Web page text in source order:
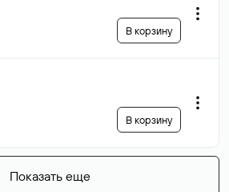
В корзину
В корзину
Показать еще